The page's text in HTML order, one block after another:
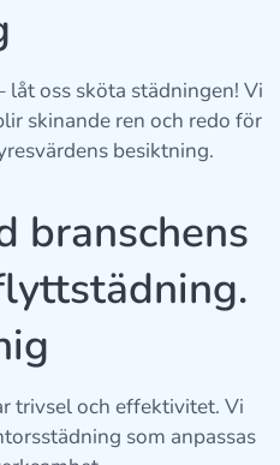
oss sköta städningen! Vi
skinande ren och redo för
besiktning.
branschens
trivsel och effektivitet. Vi
som anpassas